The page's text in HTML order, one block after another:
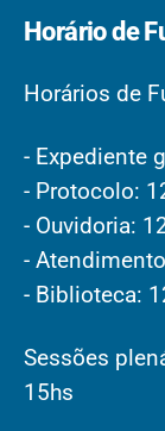
Horário de
Horários de
- Expediente
- Protocolo:
- Ouvidoria:
-
- Biblioteca:
Sessões
15hs